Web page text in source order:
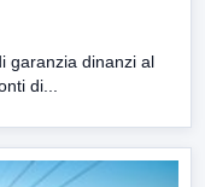
garanzia dinanzi al
di...